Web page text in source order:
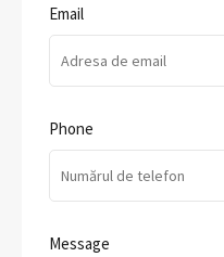
Email
Phone
Message